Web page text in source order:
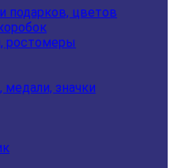
подарков, цветов
ростомеры
значки